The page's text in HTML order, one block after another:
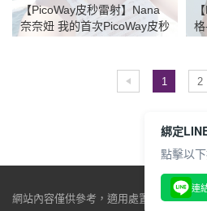
【PicoWay皮秒雷射】Nana
奈奈妞 我的首次PicoWay皮秒
1 2
網站內容僅供參考，適用處置與效果因人
綁定
點擊以
連